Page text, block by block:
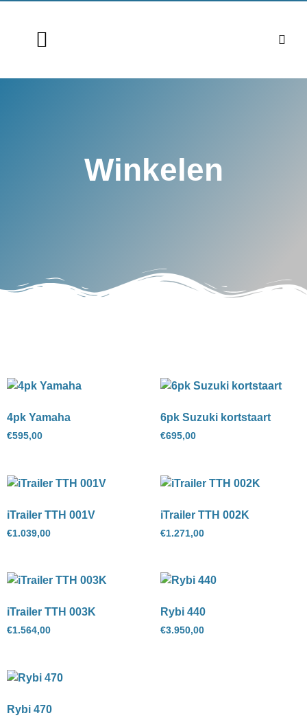
Winkelen
4pk Yamaha
€595,00
6pk Suzuki kortstaart
€695,00
iTrailer TTH 001V
€1.039,00
iTrailer TTH 002K
€1.271,00
iTrailer TTH 003K
€1.564,00
Rybi 440
€3.950,00
Rybi 470